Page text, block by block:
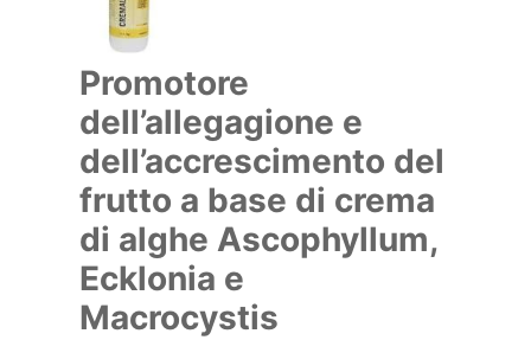
Promotore
dell’allegagione e
dell’accrescimento del
frutto a base di crema
di alghe Ascophyllum,
Ecklonia e
Macrocystis